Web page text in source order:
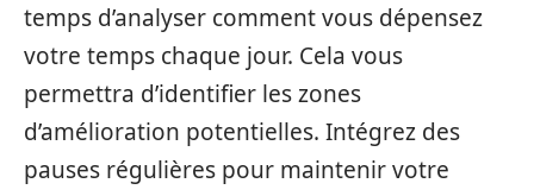
temps d’analyser comment vous dépensez
votre temps chaque jour. Cela vous
permettra d’identifier les zones
d’amélioration potentielles. Intégrez des
pauses régulières pour maintenir votre